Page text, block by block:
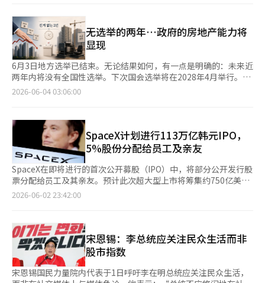
坡区上涨0.50%，创下最高涨幅，其次是城东区（0.48%）、道峰
区（0.47%）、城北区（0.43%）和诺原区（0.41%）。在京畿
道，华城动坦区（0.37%）、光明市（0.34%）和哈南市
（0.32%）的上涨趋势明显。 我们银行房地产研究院的南赫宇表
示：“随着半导体产业形势改善的预期增强，京南地区的后方居住
区房价出现强劲上涨，尤其是交通网络完善、居住条件优越的动坦
公寓市场引领了上涨。” 他进一步指出：“首尔东北地区的租赁
市场相比其他区域房源短缺，租金上涨幅度相对较大，租金负担加
需求，力争在建筑设备、公共事业、军方供应和基础设施恢复市场
中成为值得信赖的合作伙伴。” 此外，HD建设机械在5月与乌克
兰尼古拉耶夫州政府签署了《乌克兰重建项目合作备忘录》。随后
又在挪威与北欧最大的建筑设备租赁公司“租赁集团”签署了价值
200亿韩元的翻斗卡车（ADT）供应合同，进一步扩大了全球市场
的影响力。※ 本报道经人工智能（AI）系统翻译与编辑。
这个以房地产暴利为基础的国家。”虽然他没有直接提到房产税，
但在官员和业内人士看来，地方选举后关于房产税改革的讨论可能
会加快。李总统在上个月的国务会议上也检查了有关首尔房价上涨
的相关部门的应对情况。 市场指标也支持政府可能采取进一步措
施。根据韩国房地产院4月份的住宅价格动态调查，首尔公寓的成
交价格上涨率从3月份的0.34%扩大至4月份的0.55%。同一时期，
首尔公寓的租赁价格上涨了0.82%，月租价格上涨了0.74%，均超
过了成交价格的上涨率。 目前，政府和执政党内部正在讨论加强
户住宅的房产税负担等问题。改革方式主要有两种：通过国会立法
调整综合房地产税率或修改长期持有特别扣除的条件，或者在不进
行单独立法的情况下，通过修订实施细则调整综合房地产税的公平
市场价比例。目前，综合房地产税的公平市场价比例为60%，政府
可以通过修订实施细则将其提高至最高100%。 然而，分析认为，
今年的房产税改革难以立即反映出来。考虑到实施细则的修订程序
和征税时间表，短期内调整税负的时间非常紧迫。今年首尔共同住
宅的公示价格已经大幅上涨，因此即使保持公平市场价比例不变，
年将集中于长期持有特别扣除的改革等制度设计，而公平市场价比
例的调整可能会在明年之后逐步推进。执政联盟内部已经提出了关
于公平市场价比例改革的税法修正案，为中长期立法讨论奠定了基
础。 由于税制改革的轮廓尚不明朗，市场的观望情绪加重。根据
大法院登记信息广场的数据，截至当天，5月份全国房地产登记申
请数量较上月减少了约20%。在土地交易许可区域，日均许可申请
无选举的两年…政府的房地产能力将
显现
6月3日地方选举已结束。无论结果如何，有一点是明确的：未来近
两年内将没有全国性选举。下次国会选举将在2028年4月举行。至
少，房地产政策不再可以隐藏在选举日程之后。 条件已经具备。
60%左右。因此，现在的问题不是“能否做到”，而是“做什么，
如何做”。在没有遮掩的情况下显露出来的，才是政府真正的房地
产能力。 上任第一年是方向转变的时期 如果用一句话来概括李在
明政府的第一年，那就是“方向转变”。首先是宣布要结束通过房
地产赚钱的结构，随后政策随之而来。 第一张牌不是税收，而是
贷款。将首都圈和限制区域的住房抵押贷款上限锁定在6000万韩
元，并全面禁止多套房者的住房抵押贷款。9月7日的供应扩大方案
出台，随后将整个首尔及部分京畿道地区划为限制区域和土地交易
于5月9日结束了对多套房者的资本利得税减免。总统在此期间出售
了自己的住宅，并指示政策审批线排除非居住高价住房的持有者，
上个月的国务会议上还直接询问是否正在制定应对房价再次上涨的
对策。方向从一开始就很明确。 实际上，最强的武器被留到了最
后。综合房地产税、公平市场价值比率和长期持有特别扣除均保持
不变。原因在于4月的情况暴露出来。当关于调整长期持有特别扣
2026-06-04 03:06:00
SpaceX计划进行113万亿韩元IPO，
5%股份分配给员工及亲友
SpaceX在即将进行的首次公开募股（IPO）中，将部分公开发行股
票分配给员工及其亲友。预计此次超大型上市将筹集约750亿美元
（约113万亿韩元），同时也披露了与Anthropic签署的大规模人
示，IPO销售股票的最大5%将分配给直接股票计划。该计划为公
司指定的员工、客户、合作伙伴及亲友提供购买公开发行股票的机
会。分配对象为“特定员工及相关人员”，参与者由管理层自行决
定。这些购买的股票在上市后也可以立即出售。 在一般的IPO中，
公开发行的初始股票通常主要分配给大型机构投资者。而直接股票
2026-06-02 23:42:00
宋恩锡：李总统应关注民众生活而非
股市指数
宋恩锡国民力量院内代表于1日呼吁李在明总统应关注民众生活，